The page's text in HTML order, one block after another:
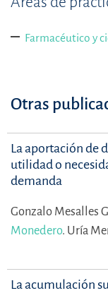
Farmacéutico y
Otras
La aportación de
utilidad o
demanda
Gonzalo Mesalles
Monedero. Uría
La acumulación